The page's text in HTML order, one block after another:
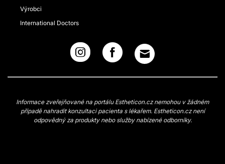
Výrobci
International Doctors
Informace zveřejňované na portálu Estheticon.cz nemohou v žádném
případě nahradit konzultaci pacienta s lékařem. Estheticon.cz není
odpovědný za produkty nebo služby nabízené odborníky.